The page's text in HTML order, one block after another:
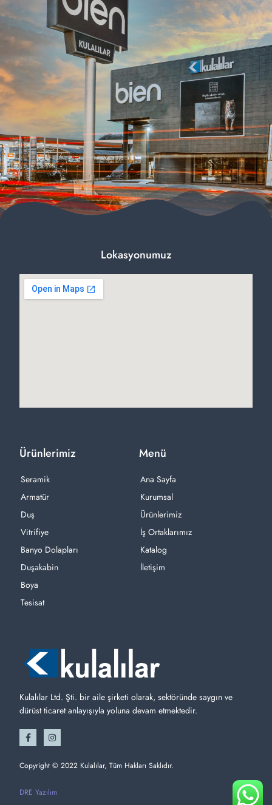
Kulalılar Ltd. Şti. bir aile şirketi olarak, sektöründe saygın ve
dürüst ticaret anlayışıyla yoluna devam etmektedir.
Copyright © 2022 Kulalılar, Tüm Hakları Saklıdır.
DRE Yazılım
Menü
Ana Sayfa
Kurumsal
Ürünlerimiz
İş Ortaklarımız
Katalog
İletişim
Ürünlerimiz
Seramik
Armatür
Duş
Vitrifiye
Banyo Dolapları
Duşakabin
Boya
Tesisat
Lokasyonumuz